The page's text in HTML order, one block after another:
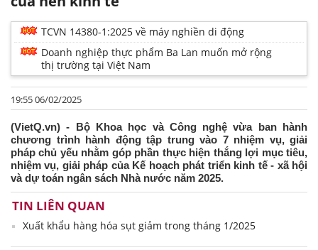
TCVN 14380-1:2025 về máy nghiền di động
Doanh nghiệp thực phẩm Ba Lan muốn mở rộng
thị trường tại Việt Nam
19:55 06/02/2025
(VietQ.vn) - Bộ Khoa học và Công nghệ vừa ban hành
chương trình hành động tập trung vào 7 nhiệm vụ, giải
pháp chủ yếu nhằm góp phần thực hiện thắng lợi mục tiêu,
nhiệm vụ, giải pháp của Kế hoạch phát triển kinh tế - xã hội
và dự toán ngân sách Nhà nước năm 2025.
TIN LIÊN QUAN
Xuất khẩu hàng hóa sụt giảm trong tháng 1/2025